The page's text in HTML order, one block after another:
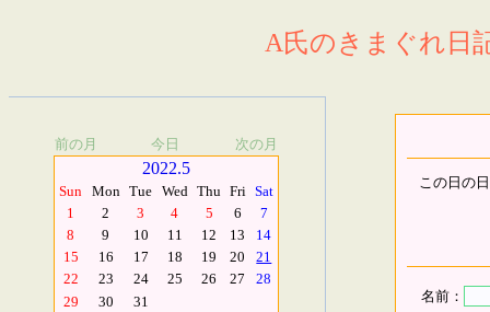
A氏のきまぐれ日
前の月 今日 次の月
2022.5
Sun Mon Tue Wed Thu Fri Sat
1
2 3 4 5 6
7
8
9 10 11 12 13
14
15
16 17 18 19 20
21
22
23 24 25 26 27
28
29
30 31
この日の
名前：